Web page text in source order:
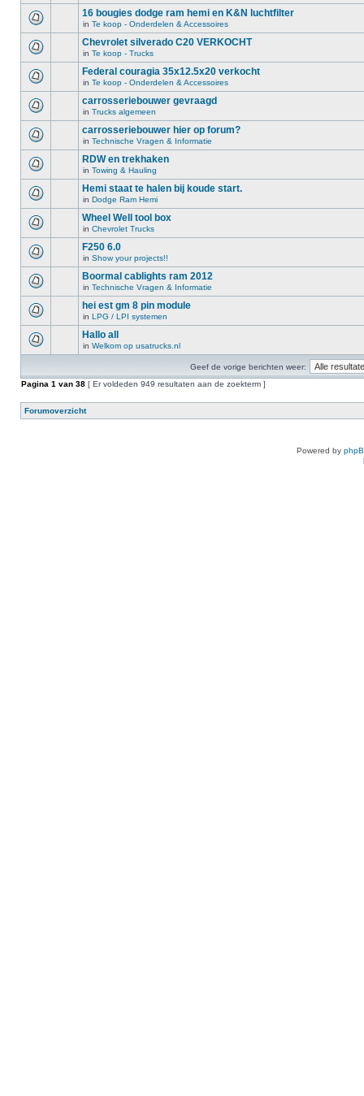
16 bougies dodge ram hemi en K&N luchtfilter
in Te koop - Onderdelen & Accessoires
Chevrolet silverado C20 VERKOCHT
in Te koop - Trucks
Federal couragia 35x12.5x20 verkocht
in Te koop - Onderdelen & Accessoires
carrosseriebouwer gevraagd
in Trucks algemeen
carrosseriebouwer hier op forum?
in Technische Vragen & Informatie
RDW en trekhaken
in Towing & Hauling
Hemi staat te halen bij koude start.
in Dodge Ram Hemi
Wheel Well tool box
in Chevrolet Trucks
F250 6.0
in Show your projects!!
Boormal cablights ram 2012
in Technische Vragen & Informatie
hei est gm 8 pin module
in LPG / LPI systemen
Hallo all
in Welkom op usatrucks.nl
Geef de vorige berichten weer:
Pagina 1 van 38 [ Er voldeden 949 resultaten aan de zoekterm ]
Forumoverzicht
Powered by